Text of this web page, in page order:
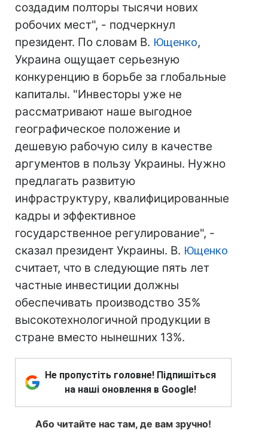
создадим полторы тысячи нових
робочих мест", - подчеркнул
президент. По словам В. Ющенко,
Украина ощущает серьезную
конкуренцию в борьбе за глобальные
капиталы. "Инвесторы уже не
рассматривают наше выгодное
географическое положение и
дешевую рабочую силу в качестве
аргументов в пользу Украины. Нужно
предлагать развитую
инфраструктуру, квалифицированные
кадры и эффективное
государственное регулирование", -
сказал президент Украины. В. Ющенко
считает, что в следующие пять лет
частные инвестиции должны
обеспечивать производство 35%
высокотехнологичной продукции в
стране вместо нынешних 13%.
Не пропустіть головне! Підпишіться
на наші оновлення в Google!
Або читайте нас там, де вам зручно!